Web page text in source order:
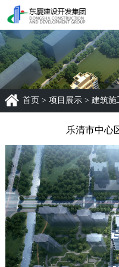
社会
首页 > 项目展示 > 建筑施
乐清市中心